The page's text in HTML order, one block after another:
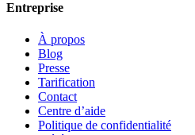
Entreprise
À propos
Blog
Presse
Tarification
Contact
Centre d’aide
Politique de confidentialité